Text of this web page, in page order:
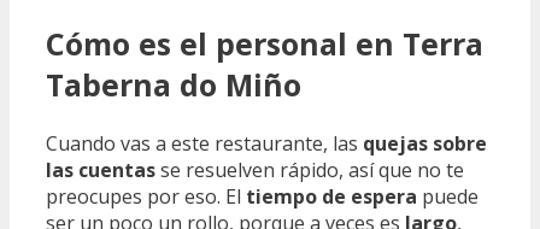
Cómo es el personal en Terra
Taberna do Miño
Cuando vas a este restaurante, las quejas sobre
las cuentasse resuelven rápido, así que no te
preocupes por eso. El tiempo de espera puede
ser un poco un rollo, porque a veces es largo,